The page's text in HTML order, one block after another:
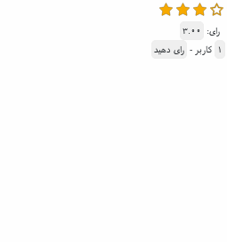
رای: ۳.۰۰
۱ کاربر - رای دهید